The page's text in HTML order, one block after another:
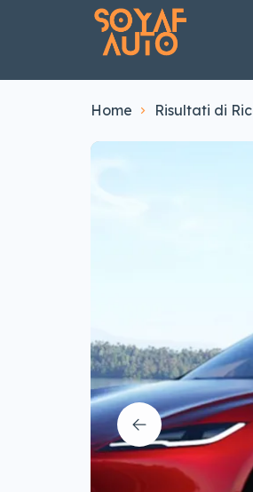
Home Risultati di